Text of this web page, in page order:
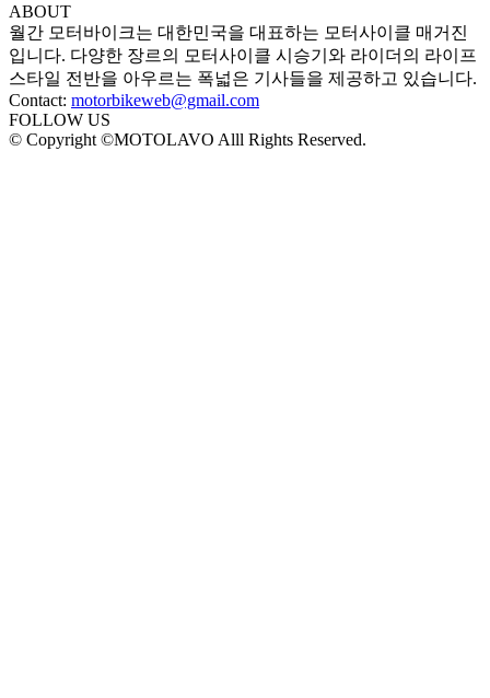
ABOUT
월간 모터바이크는 대한민국을 대표하는 모터사이클 매거진
입니다. 다양한 장르의 모터사이클 시승기와 라이더의 라이프
스타일 전반을 아우르는 폭넓은 기사들을 제공하고 있습니다.
Contact: motorbikeweb@gmail.com
FOLLOW US
© Copyright ©MOTOLAVO Alll Rights Reserved.